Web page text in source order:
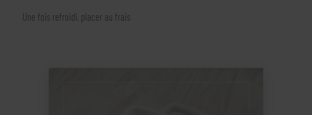
Une fois refroidi, placer au frais